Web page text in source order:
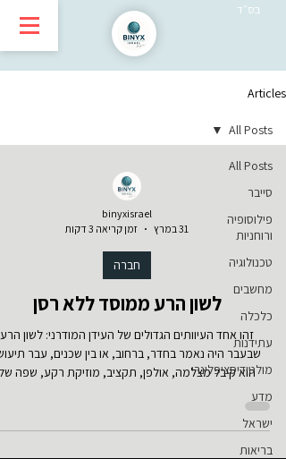
בס״ד
Articles
All Posts
סייבר
פילוסופיה
ורוחניות
טכנולוגיה
מחשבים
כלכלה
עתידנות
מולטידיסציפלינרי
מדע
ישראל
בריאות
All Posts
binyxisrael
31 במרץ
זמן קריאה 3 דקות
חברה
לשון הרע ממוסד ללא רסן
זהו אחד העיוותים הגדולים של העידן המודרני: לשון הרע
שבעבר היה נאמר בחדר, ברחוב, או בין שכנים, עבר
הוא קיבל מצלמה, אולפן, תקציב, מוזיקת רקע, שפה
“תחקיר”, ושכבת הגנה של “עניין לציבור”. וכך נולד מצב
אדם פרטי עלול לעמוד לדין על דיבה, אך מערכת שלמה
להטיל בוץ מתמשך על גוף ציבורי, מוסד, ממשלה,
צבא, ישיבה, עירייה, תאגיד, מגזר, או ציבור שלם —